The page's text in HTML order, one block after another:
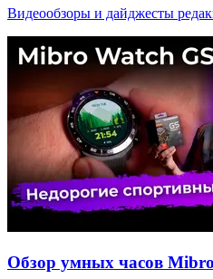
Видеообзоры и дайджесты
Обзор умных часов